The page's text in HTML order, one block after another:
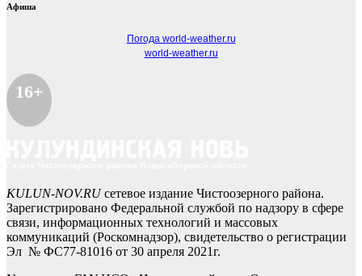
Афиша
Погода world-weather.ru
world-weather.ru
16+
KULUN-NOV.RUсетевое издание Чистоозерного района.
Зарегистрировано Федеральной службой по надзору в сфере
связи, информационных технологий и массовых
коммуникаций (Роскомнадзор), свидетельство о регистрации
Эл № ФС77-81016 от 30 апреля 2021г.